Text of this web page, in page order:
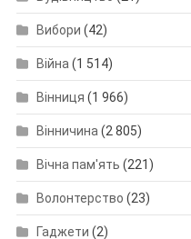
Вибори (42)
Війна (1 514)
Вінниця (1 966)
Вінничина (2 805)
Вічна пам'ять (221)
Волонтерство (23)
Гаджети (2)